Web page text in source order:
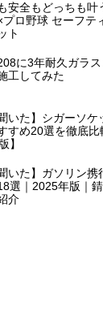
安全もどっちも叶
プロ野球 セーフテ
ト
に3年耐久ガラ
工してみた
いた】シガーソケ
すめ20選を徹底比
】
いた】ガソリン携
選｜2025年版｜
介